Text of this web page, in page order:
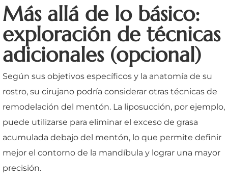
Más allá de lo básico:
exploración de técnicas
adicionales (opcional)
Según sus objetivos específicos y la anatomía de su
rostro, su cirujano podría considerar otras técnicas de
remodelación del mentón. La liposucción, por ejemplo,
puede utilizarse para eliminar el exceso de grasa
acumulada debajo del mentón, lo que permite definir
mejor el contorno de la mandíbula y lograr una mayor
precisión.